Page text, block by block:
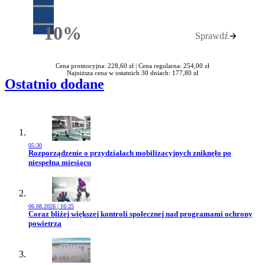
10%Rabatu Sprawdź
Cena promocyjna: 228,60 zł | Cena regularna: 254,00 zł
Najniższa cena w ostatnich 30 dniach: 177,80 zł
Ostatnio dodane
05:30
Przejdź do artykułu:
Rozporządzenie o przydziałach mobilizacyjnych zniknęło po
niespełna miesiącu
06.08.2026 | 16:25
Przejdź do artykułu:
Coraz bliżej większej kontroli społecznej nad programami ochrony
powietrza